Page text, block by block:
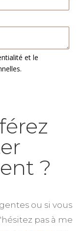
et le
?
ou si vous
pas à me